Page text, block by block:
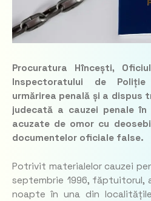
Procuratura Hîncești,
Inspectoratului de
urmărirea penală și a dispus
judecată a cauzei penale
acuzate de omor cu
documentelor oficiale false.
Potrivit materialelor cauzei
septembrie 1996, făptuitorul,
noapte în una din